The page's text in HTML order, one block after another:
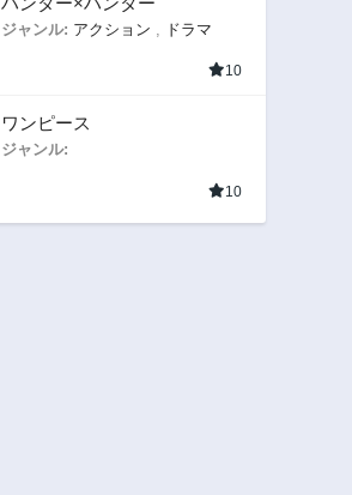
ジャンル: アクション ドラマ
10
ワンピース
ジャンル:
10